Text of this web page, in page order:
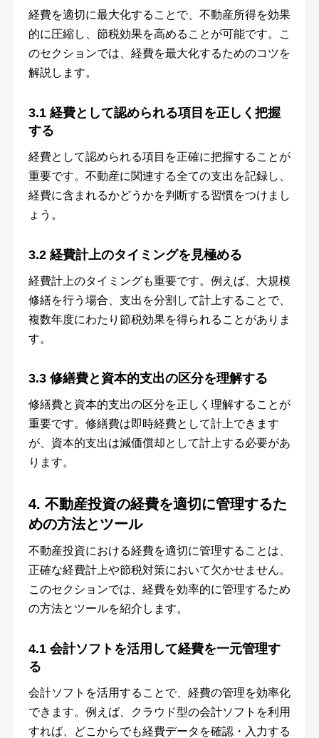
経費を適切に最大化することで、不動産所得を効果
的に圧縮し、節税効果を高めることが可能です。こ
のセクションでは、経費を最大化するためのコツを
解説します。
3.1 経費として認められる項目を正しく把握
する
経費として認められる項目を正確に把握することが
重要です。不動産に関連する全ての支出を記録し、
経費に含まれるかどうかを判断する習慣をつけまし
ょう。
3.2 経費計上のタイミングを見極める
経費計上のタイミングも重要です。例えば、大規模
修繕を行う場合、支出を分割して計上することで、
複数年度にわたり節税効果を得られることがありま
す。
3.3 修繕費と資本的支出の区分を理解する
修繕費と資本的支出の区分を正しく理解することが
重要です。修繕費は即時経費として計上できます
が、資本的支出は減価償却として計上する必要があ
ります。
4. 不動産投資の経費を適切に管理するた
めの方法とツール
不動産投資における経費を適切に管理することは、
正確な経費計上や節税対策において欠かせません。
このセクションでは、経費を効率的に管理するため
の方法とツールを紹介します。
4.1 会計ソフトを活用して経費を一元管理す
る
会計ソフトを活用することで、経費の管理を効率化
できます。例えば、クラウド型の会計ソフトを利用
すれば、どこからでも経費データを確認・入力する